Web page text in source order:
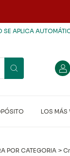
AUTOMÁTICO,
LOS MÁS
POR CATEGORIA >